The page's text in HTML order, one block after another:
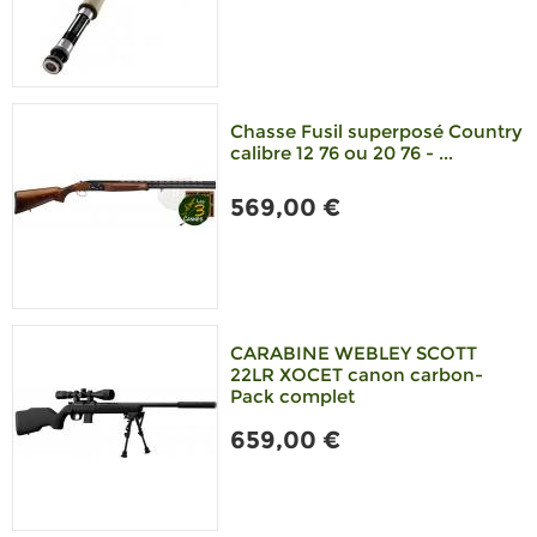
Chasse Fusil superposé Country
calibre 12 76 ou 20 76 - ...
569,00 €
CARABINE WEBLEY SCOTT
22LR XOCET canon carbon-
Pack complet
659,00 €